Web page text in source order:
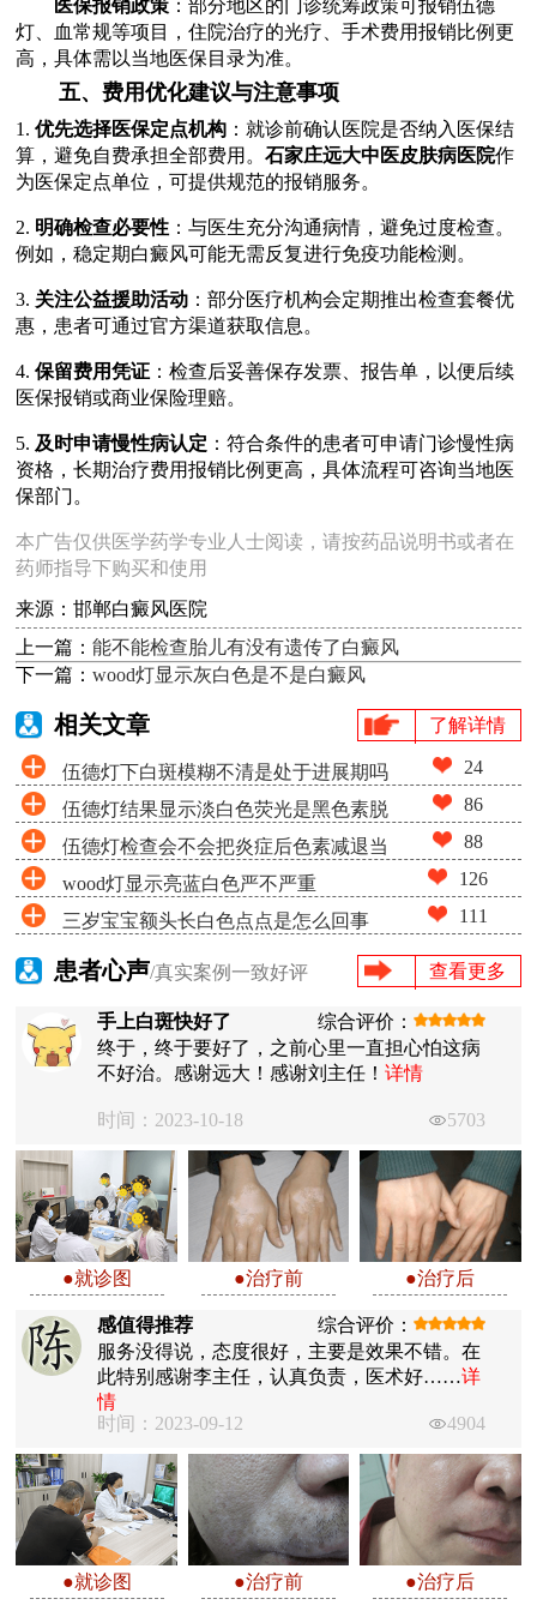
医保报销政策 ：部分地区的门诊统筹政策可报销伍德
灯、血常规等项目，住院治疗的光疗、手术费用报销比例更
高，具体需以当地医保目录为准。
五、费用优化建议与注意事项
1.优先选择医保定点机构 ：就诊前确认医院是否纳入医保结
算，避免自费承担全部费用。石家庄远大中医皮肤病医院作
为医保定点单位，可提供规范的报销服务。
2. 明确检查必要性 ：与医生充分沟通病情，避免过度检查。
例如，稳定期白癜风可能无需反复进行免疫功能检测。
3. 关注公益援助活动 ：部分医疗机构会定期推出检查套餐优
惠，患者可通过官方渠道获取信息。
4.保留费用凭证 ：检查后妥善保存发票、报告单，以便后续
医保报销或商业保险理赔。
5. 及时申请慢性病认定 ：符合条件的患者可申请门诊慢性病
资格，长期治疗费用报销比例更高，具体流程可咨询当地医
保部门。
本广告仅供医学药学专业人士阅读，请按药品说明书或者在
药师指导下购买和使用
来源：邯郸白癜风医院
上一篇：能不能检查胎儿有没有遗传了白癜风
下一篇：wood灯显示灰白色是不是白癜风
相关文章 了解详情
伍德灯下白斑模糊不清是处于进展期吗 24
伍德灯结果显示淡白色荧光是黑色素脱
失很少吗
86
伍德灯检查会不会把炎症后色素减退当
成白癜风
88
wood灯显示亮蓝白色严不严重 126
三岁宝宝额头长白色点点是怎么回事 111
患者心声/真实案例一致好评 查看更多
手上白斑快好了
综合评价：
终于，终于要好了，之前心里一直担心怕这病
不好治。感谢远大！感谢刘主任！详情
时间：2023-10-18 5703
●就诊图 ●治疗前 ●治疗后
感值得推荐
综合评价：
服务没得说，态度很好，主要是效果不错。在
此特别感谢李主任，认真负责，医术好……详
情
时间：2023-09-12
4904
●就诊图 ●治疗前 ●治疗后